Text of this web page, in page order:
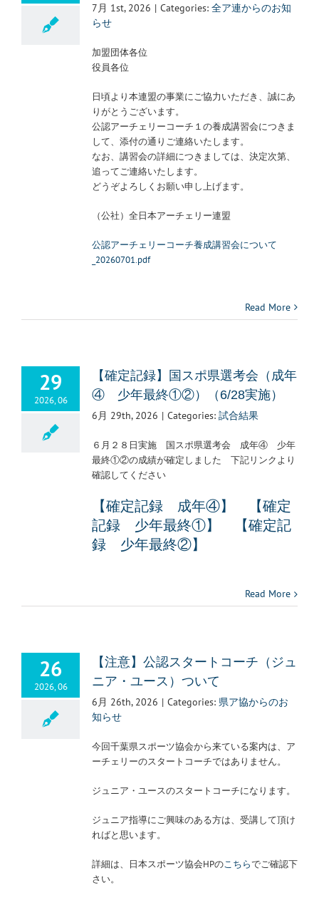
7月 1st, 2026 | Categories: 全ア連からのお知
らせ
加盟団体各位
役員各位
日頃より本連盟の事業にご協力いただき、誠にあ
りがとうございます。
公認アーチェリーコーチ１の養成講習会につきま
して、添付の通りご連絡いたします。
なお、講習会の詳細につきましては、決定次第、
追ってご連絡いたします。
どうぞよろしくお願い申し上げます。
（公社）全日本アーチェリー連盟
公認アーチェリーコーチ養成講習会について
_20260701.pdf
Read More
29
2026, 06
【確定記録】国スポ県選考会（成年
④ 少年最終①②）（6/28実施）
6月 29th, 2026 | Categories: 試合結果
６月２８日実施 国スポ県選考会 成年④ 少年
最終①②の成績が確定しました 下記リンクより
確認してください
【確定記録 成年④】
【確定
記録 少年最終①】 【確定記
録 少年最終②】
Read More
26
2026, 06
【注意】公認スタートコーチ（ジュ
ニア・ユース）ついて
6月 26th, 2026 | Categories: 県ア協からのお
知らせ
今回千葉県スポーツ協会から来ている案内は、ア
ーチェリーのスタートコーチではありません。
ジュニア・ユースのスタートコーチになります。
ジュニア指導にご興味のある方は、受講して頂け
ればと思います。
詳細は、日本スポーツ協会HPのこちらでご確認下
さい。